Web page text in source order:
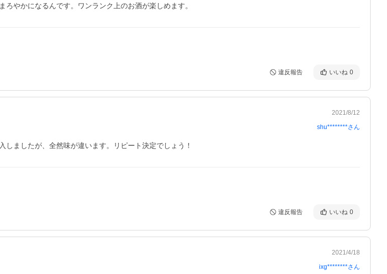
やかになるんです。ワンランク上のお酒が楽しめます。
違反報告 いいね 0
2021/8/12
shu********さん
ましたが、全然味が違います。リピート決定でしょう！
違反報告 いいね 0
2021/4/18
ixg********さん